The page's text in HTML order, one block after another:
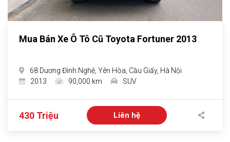
Mua Bán Xe Ô Tô Cũ Toyota Fortuner 2013
68 Dương Đình Nghệ, Yên Hòa, Cầu Giấy, Hà Nội
2013
90,000 km SUV
430 Triệu Liên hệ